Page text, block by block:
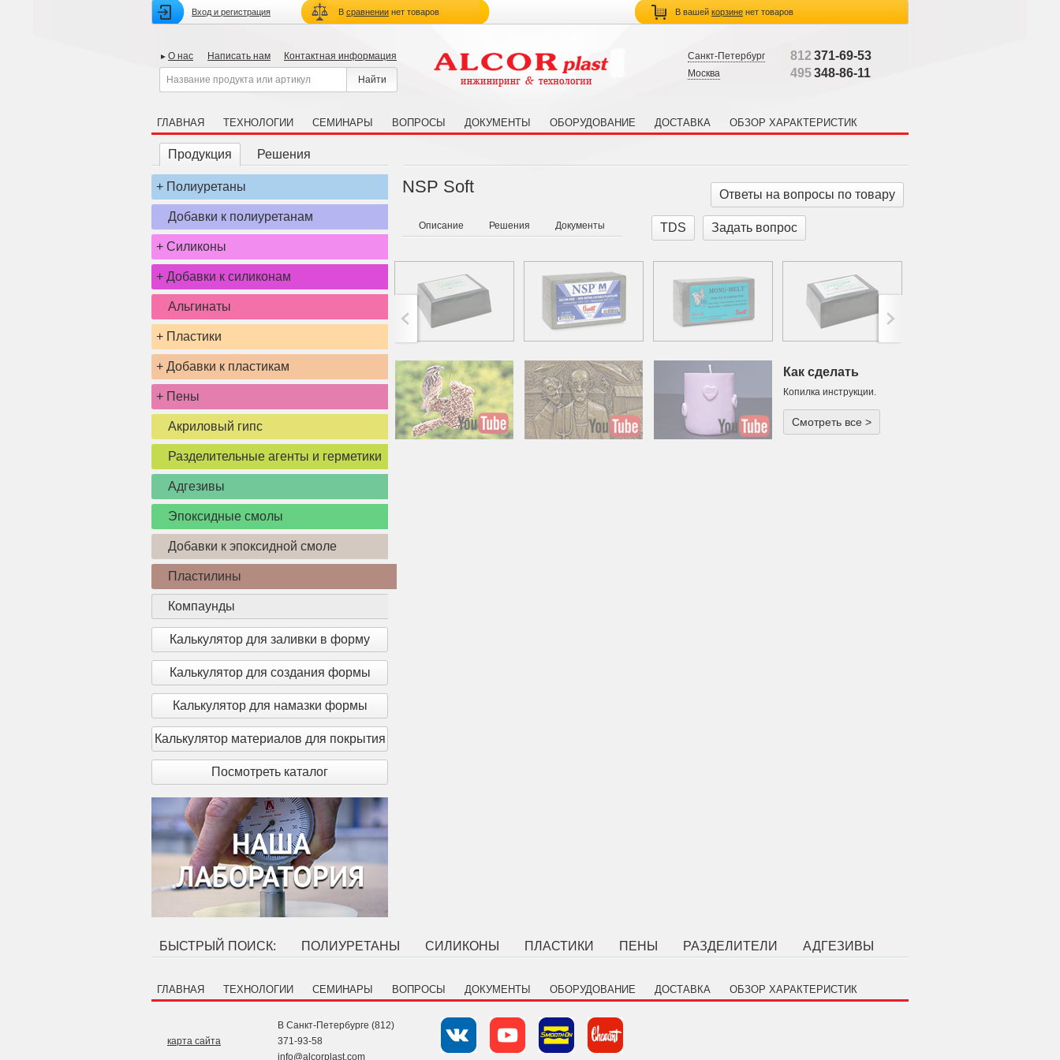
Вход и регистрация В сравнении нет товаров В вашей корзине нет товаров
О нас Написать нам Контактная информация Санкт-Петербург 812 371-69-53
Москва 495348-86-11
ГЛАВНАЯ ТЕХНОЛОГИИ СЕМИНАРЫ ВОПРОСЫ ДОКУМЕНТЫ ОБОРУДОВАНИЕ ДОСТАВКА ОБЗОР ХАРАКТЕРИСТИК
Продукция Решения
+ Полиуретаны
Добавки к полиуретанам
+ Силиконы
+ Добавки к силиконам
Альгинаты
+ Пластики
+ Добавки к пластикам
+ Пены
Акриловый гипс
Разделительные агенты и герметики
Адгезивы
Эпоксидные смолы
Добавки к эпоксидной смоле
Пластилины
Компаунды
Калькулятор для заливки в форму
Калькулятор для создания формы
Калькулятор для намазки формы
Калькулятор материалов для покрытия
Посмотреть каталог
NSP Soft Ответы на вопросы по товару
TDS Задать вопрос
Описание Решения Документы
Как сделать
Копилка инструкции.
Смотреть все >
БЫСТРЫЙ ПОИСК: ПОЛИУРЕТАНЫ СИЛИКОНЫ ПЛАСТИКИ ПЕНЫ РАЗДЕЛИТЕЛИ АДГЕЗИВЫ
ГЛАВНАЯ ТЕХНОЛОГИИ СЕМИНАРЫ ВОПРОСЫ ДОКУМЕНТЫ ОБОРУДОВАНИЕ ДОСТАВКА ОБЗОР ХАРАКТЕРИСТИК
карта сайта
В Санкт-Петербурге (812)
371-93-58
info@alcorplast.com